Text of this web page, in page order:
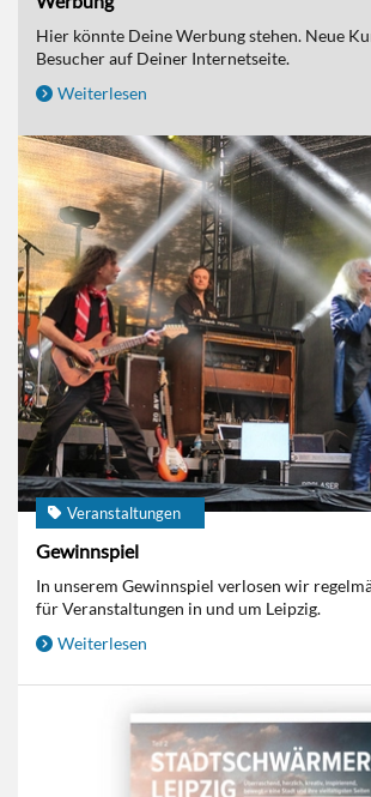
Hier könnte Deine Werbung stehen. Neue
Besucher auf Deiner Internetseite.
Weiterlesen
Veranstaltungen
Gewinnspiel
In unserem Gewinnspiel verlosen wir
für Veranstaltungen in und um Leipzig.
Weiterlesen